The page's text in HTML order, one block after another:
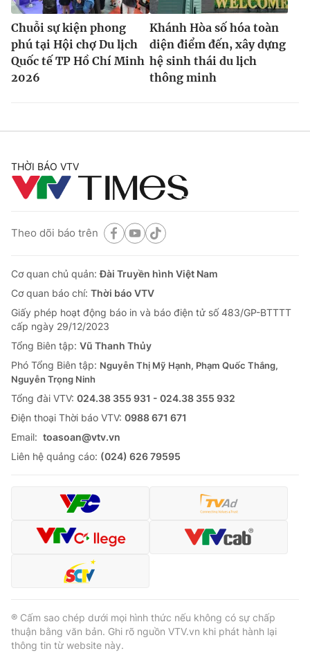
Chuỗi sự kiện phong
phú tại Hội chợ Du lịch
Quốc tế TP Hồ Chí Minh
2026
Khánh Hòa số hóa toàn
diện điểm đến, xây dựng
hệ sinh thái du lịch
thông minh
THỜI BÁO VTV
Theo dõi báo trên
Cơ quan chủ quản:Đài Truyền hình Việt Nam
Cơ quan báo chí: Thời báo VTV
Giấy phép hoạt động báo in và báo điện tử số 483/GP-BTTTT
cấp ngày 29/12/2023
Tổng Biên tập: Vũ Thanh Thủy
Phó Tổng Biên tập: Nguyễn Thị Mỹ Hạnh, Phạm Quốc Thắng,
Nguyễn Trọng Ninh
Tổng đài VTV: 024.38 355 931 - 024.38 355 932
Ðiện thoại Thời báo VTV: 0988 671 671
Email: toasoan@vtv.vn
Liên hệ quảng cáo: (024) 626 79595
® Cấm sao chép dưới mọi hình thức nếu không có sự chấp
thuận bằng văn bản. Ghi rõ nguồn VTV.vn khi phát hành lại
thông tin từ website này.